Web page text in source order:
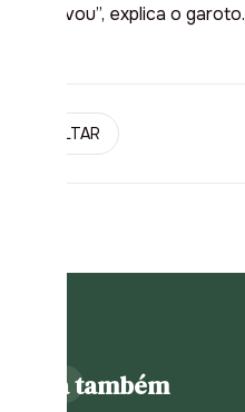
incentivou”, explica o garoto.
VOLTAR
Leia também